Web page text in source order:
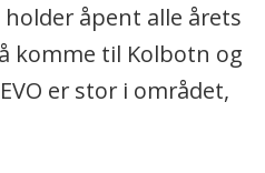
åpent alle årets
komme til Kolbotn og
er stor i området,